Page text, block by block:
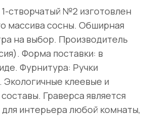
створчатый №2 изготовлен
массива сосны. Обширная
на выбор. Производитель
Форма поставки: в
Фурнитура: Ручки
Экологичные клеевые и
Граверса является
интерьера любой комнаты,